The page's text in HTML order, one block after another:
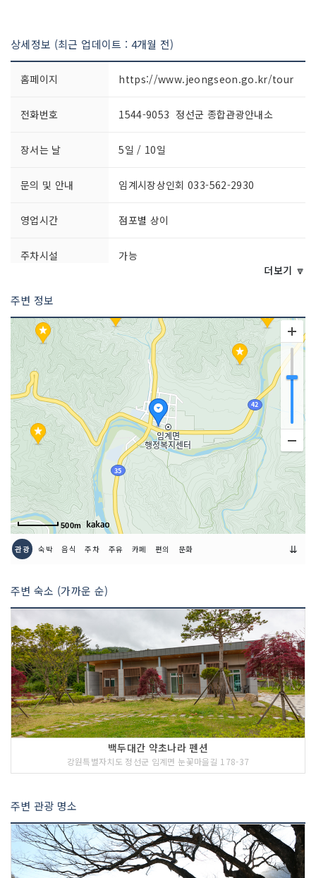
상세정보 (최근 업데이트 : 4개월 전)
홈페이지 https://www.jeongseon.go.kr/tour
전화번호 1544-9053 정선군 종합관광안내소
장서는 날 5일 / 10일
문의 및 안내 임계시장상인회 033-562-2930
영업시간 점포별 상이
주차시설 가능
화장실 설명 있음
판매 품목 황기 / 고추 / 마늘 / 의류 및 생활용품 등
더보기 🔽
주변 정보
500m
관광 숙박 음식 주차 주유 카페 편의 문화 ⇊
주변 숙소 (가까운 순)
백두대간 약초나라 펜션
강원특별자치도 정선군 임계면 눈꽃마을길 178-37
주변 관광 명소